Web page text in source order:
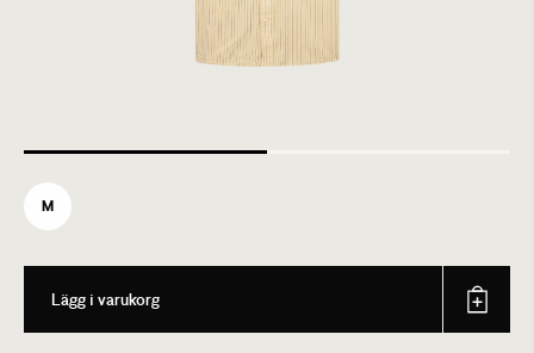
M
Lägg i varukorg